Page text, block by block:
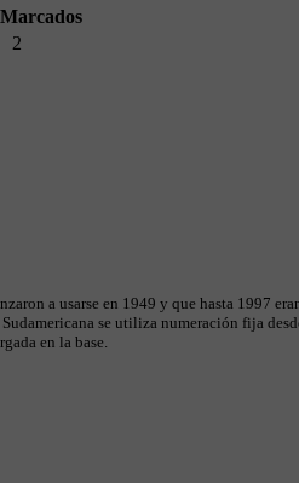
2
a usarse en 1949 y que hasta
se utiliza numeración fija
en la base.